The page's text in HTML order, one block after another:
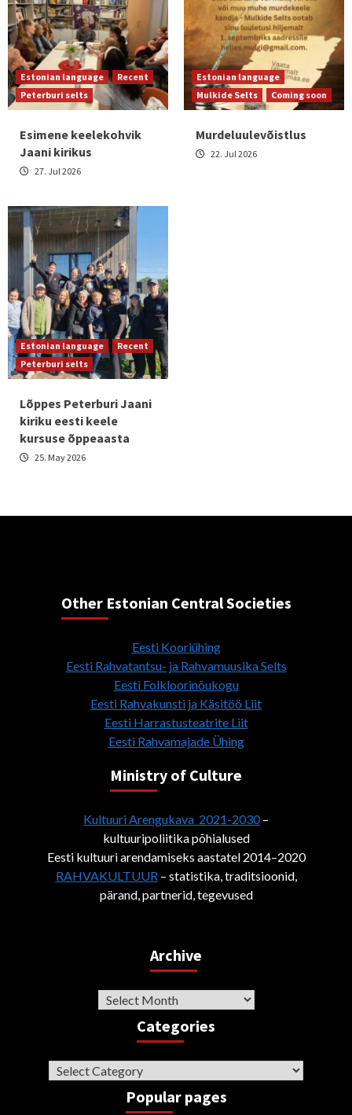
Estonian language
Recent
Peterburi selts
Esimene keelekohvik
Jaani kirikus
27. Jul 2026
Estonian language
Mulkide Selts
Coming soon
Murdeluulevõistlus
22. Jul 2026
Estonian language
Recent
Peterburi selts
Lõppes Peterburi Jaani
kiriku eesti keele
kursuse õppeaasta
25. May 2026
Other Estonian Central Societies
Eesti Kooriühing
Eesti Rahvatantsu- ja Rahvamuusika Selts
Eesti Folkloorinõukogu
Eesti Rahvakunsti ja Käsitöö Liit
Eesti Harrastusteatrite Liit
Eesti Rahvamajade Ühing
Ministry of Culture
Kultuuri Arengukava 2021-2030–
kultuuripoliitika põhialused
Eesti kultuuri arendamiseks aastatel 2014–2020
RAHVAKULTUUR– statistika, traditsioonid,
pärand, partnerid, tegevused
Archive
Archive
Categories
Categories
Popular pages